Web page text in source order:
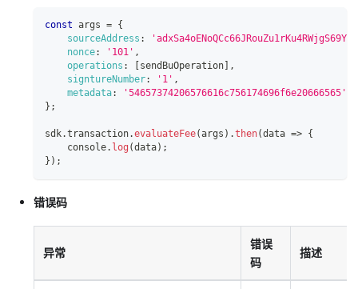
const args = {
sourceAddress :
nonce: '101' ,
operations : [sendBuOperation] ,
signtureNumber: '1' ,
metadata: '54657374206576616c756174696f6e20666565'
} ;
sdk.transaction.evaluateFee(args ) .then(data => {
console. log (data) ;
} ) ;
错误码
异常
错误
码
描述